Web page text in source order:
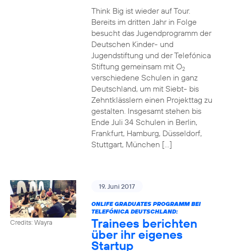
Think Big ist wieder auf Tour.
Bereits im dritten Jahr in Folge
besucht das Jugendprogramm der
Deutschen Kinder- und
Jugendstiftung und der Telefónica
Stiftung gemeinsam mit O2
verschiedene Schulen in ganz
Deutschland, um mit Siebt- bis
Zehntklässlern einen Projekttag zu
gestalten. Insgesamt stehen bis
Ende Juli 34 Schulen in Berlin,
Frankfurt, Hamburg, Düsseldorf,
Stuttgart, München […]
Credits: Wayra
19. Juni 2017
ONLIFE GRADUATES PROGRAMM BEI
TELEFÓNICA DEUTSCHLAND:
Trainees berichten
über ihr eigenes
Startup